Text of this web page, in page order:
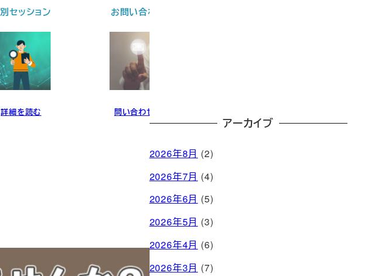
セッション
詳細を読む
お問い合わせ
問い合わせる
アーカイブ
2026年8月 (2)
2026年7月 (4)
2026年6月 (5)
2026年5月 (3)
2026年4月 (6)
2026年3月 (7)